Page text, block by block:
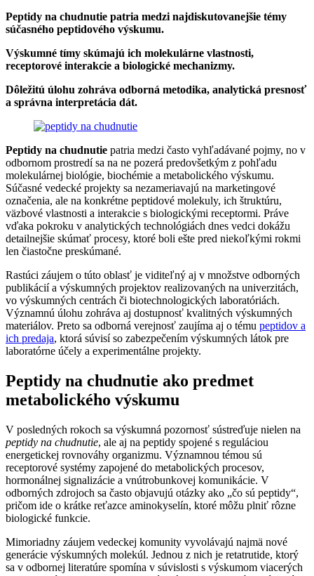
Peptidy na chudnutie patria medzi najdiskutovanejšie témy
súčasného peptidového výskumu.
Výskumné tímy skúmajú ich molekulárne vlastnosti,
receptorové interakcie a biologické mechanizmy.
Dôležitú úlohu zohráva odborná metodika, analytická presnosť
a správna interpretácia dát.
Peptidy na chudnutie patria medzi často vyhľadávané pojmy, no v
odbornom prostredí sa na ne pozerá predovšetkým z pohľadu
molekulárnej biológie, biochémie a metabolického výskumu.
Súčasné vedecké projekty sa nezameriavajú na marketingové
označenia, ale na konkrétne peptidové molekuly, ich štruktúru,
väzbové vlastnosti a interakcie s biologickými receptormi. Práve
vďaka pokroku v analytických technológiách dnes vedci dokážu
detailnejšie skúmať procesy, ktoré boli ešte pred niekoľkými rokmi
len čiastočne preskúmané.
Rastúci záujem o túto oblasť je viditeľný aj v množstve odborných
publikácií a výskumných projektov realizovaných na univerzitách,
vo výskumných centrách či biotechnologických laboratóriách.
Významnú úlohu zohráva aj dostupnosť kvalitných výskumných
materiálov. Preto sa odborná verejnosť zaujíma aj o tému peptidov a
ich predaja, ktorá súvisí so zabezpečením výskumných látok pre
laboratórne účely a experimentálne projekty.
Peptidy na chudnutie ako predmet
metabolického výskumu
V posledných rokoch sa výskumná pozornosť sústreďuje nielen na
peptidy na chudnutie, ale aj na peptidy spojené s reguláciou
energetickej rovnováhy organizmu. Významnou témou sú
receptorové systémy zapojené do metabolických procesov,
hormonálnej signalizácie a vnútrobunkovej komunikácie. V
odborných zdrojoch sa často objavujú otázky ako „čo sú peptidy“,
pričom ide o krátke reťazce aminokyselín, ktoré môžu plniť rôzne
biologické funkcie.
Mimoriadny záujem vedeckej komunity vyvolávajú najmä nové
generácie výskumných molekúl. Jednou z nich je retatrutide, ktorý
sa v odbornej literatúre spomína v súvislosti s výskumom viacerých